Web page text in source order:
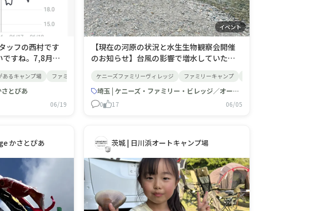
キャンプ場 京都キャンプ場 子連れキャンプ 犬連れキャンプ
ッフの西村です
ですね。7,8月に
すごく暑いです。
かもしれませ
温が下がり始め
あるキャンプ場 ファミリーキャンプ グループキャンプ 関西キャンプ場 京都キャンプ場
とぴあ
06/19
イベント
【現在の河原の状況と水生生物観察会開催
のお知らせ】台風の影響で増水していた名
落ち着いてきました。ただし、通常時と比
べると川の流れが少し速い箇所もあります
ので、川遊びの際は十分ご注意ください。ま
ケニーズファミリーヴィレッジ ファミリーキャンプ
埼玉 | ケニーズ・ファミリー・ビレッジ／オートキャンプ場
0 17 06/05
かさとぴあ 茨城 | 日川浜オートキャンプ場